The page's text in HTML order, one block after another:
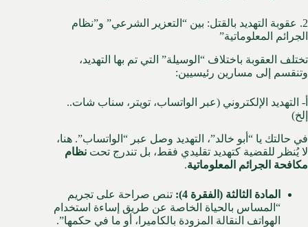
2. عقوبة التهديد بالقتل: بين “التعزير الشرعي” و”نظام
الجرائم المعلوماتية”
تختلف العقوبة باختلاف “الوسيلة” التي تم بها التهديد،
وتنقسم إلى مسارين رئيسيين:
أ- التهديد الإلكتروني (عبر الواتساب، تويتر، سناب شات..
إلخ)
في حالتك يا “أبو خالد”، التهديد وصل عبر “الواتساب”. هنا،
لا يُنظر للقضية كتهديد تقليدي فقط، بل تندرج تحت نظام
مكافحة الجرائم المعلوماتية.
المادة الثالثة (الفقرة 4):
تنص صراحة على تجريم
“المساس بالحياة الخاصة عن طريق إساءة استخدام
الهواتف النقالة المزودة بالكاميرا، أو ما في حكمها”.